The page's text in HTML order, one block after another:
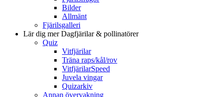
Bilder
Allmänt
Fjärilsgalleri
Lär dig merDagfjärilar & pollinatörer
Quiz
Vitfjärilar
Träna raps/kål/rov
VitfjärilarSpeed
Juvela vingar
Quizarkiv
Annan övervakning